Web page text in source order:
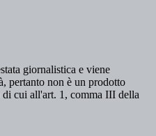
giornalistica e viene
pertanto non è un prodotto
cui all'art. 1, comma III della